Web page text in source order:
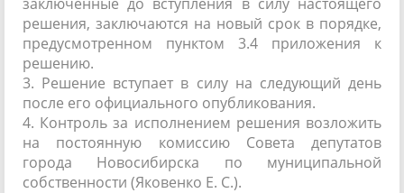
решения, заключаются на новый срок в порядке,
предусмотренном пунктом 3.4 приложения к
решению.
3. Решение вступает в силу на следующий день
после его официального опубликования.
4. Контроль за исполнением решения возложить
на постоянную комиссию Совета депутатов
города Новосибирска по муниципальной
собственности (Яковенко Е. С.).